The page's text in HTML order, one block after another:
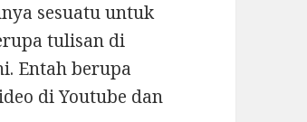
sesuatu untuk
tulisan di
Entah berupa
di Youtube dan